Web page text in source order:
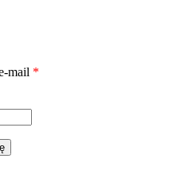
mail *